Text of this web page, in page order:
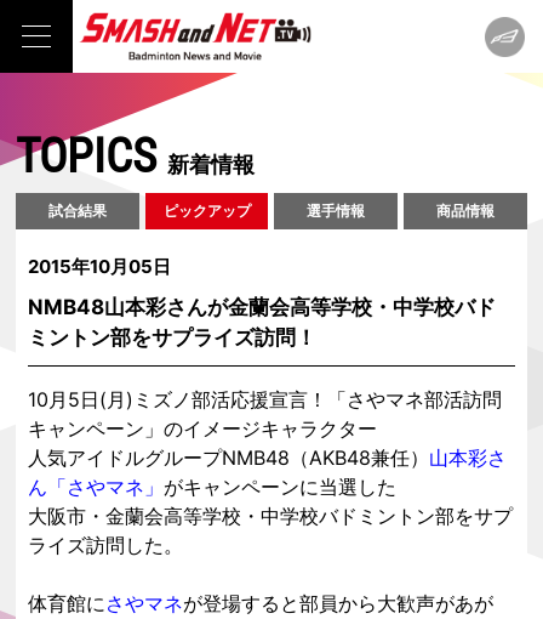
TOPICS新着情報
試合結果 ピックアップ 選手情報 商品情報
2015年10月05日
NMB48山本彩さんが金蘭会高等学校・中学校バド
ミントン部をサプライズ訪問！
10月5日(月)ミズノ部活応援宣言！「さやマネ部活訪問
キャンペーン」のイメージキャラクター
人気アイドルグループNMB48（AKB48兼任） 山本彩さ
ん「さやマネ」 がキャンペーンに当選した
大阪市・金蘭会高等学校・中学校バドミントン部をサプ
ライズ訪問した。
体育館にさやマネが登場すると部員から大歓声があが